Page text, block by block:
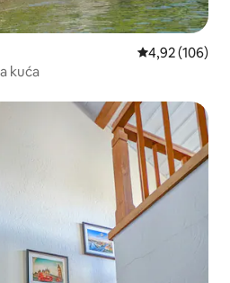
Prosječna
4,92 (106)
kuća